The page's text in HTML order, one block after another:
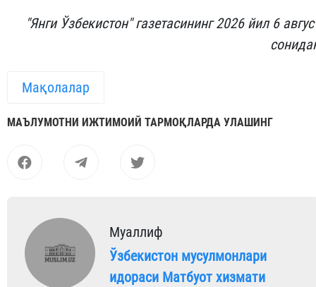
"Янги Ўзбекистон" газетасининг 2026 йил 6
Мақолалар
МАЪЛУМОТНИ ИЖТИМОИЙ ТАРМОҚЛАРДА УЛАШИНГ
Муаллиф
Ўзбекистон мусулмонлари
идораси Матбуот хизмати